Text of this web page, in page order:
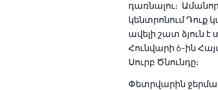
դառնալու։
կենտրոնում Դուք
ավելի շատ ձյուն է
Հունվարի 6-ին
Սուրբ Ծնունդը։
Փետրվարին